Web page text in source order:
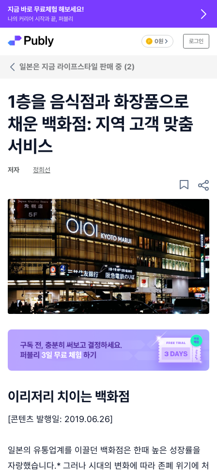
지금 바로 무료체험 해보세요!
나의 커리어 시작과 끝, 퍼블리
0원 로그인
일본은 지금 라이프스타일 판매 중 (2)
1층을 음식점과 화장품으로
채운 백화점: 지역 고객 맞춤
서비스
저자 정희선
이리저리 치이는 백화점
[콘텐츠 발행일: 2019.06.26]
일본의 유통업계를 이끌던 백화점은 한때 높은 성장률을
자랑했습니다.* 그러나 시대의 변화에 따라 존폐 위기에 처